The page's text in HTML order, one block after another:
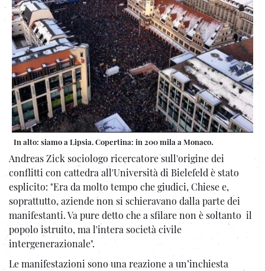
In alto: siamo a Lipsia. Copertina: in 200 mila a Monaco.
Andreas Zick sociologo ricercatore sull'origine dei
conflitti con cattedra all'Università di Bielefeld è stato
esplicito: "Era da molto tempo che giudici, Chiese e,
soprattutto, aziende non si schieravano dalla parte dei
manifestanti. Va pure detto che a sfilare non è soltanto il
popolo istruito, ma l'intera società civile
intergenerazionale".
Le manifestazioni sono una reazione a un’inchiesta